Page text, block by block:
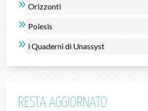
Orizzonti
Poîesis
i Quaderni di Unassyst
RESTA AGGIORNATO